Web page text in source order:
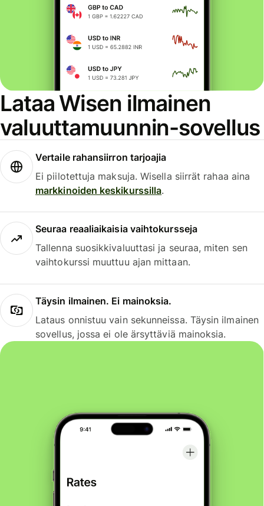
Lataa Wisen ilmainen
valuuttamuunnin-sovellus
Vertaile rahansiirron tarjoajia
Ei piilotettuja maksuja. Wisella siirrät rahaa aina
markkinoiden keskikurssilla.
Seuraa reaaliaikaisia vaihtokursseja
Tallenna suosikkivaluuttasi ja seuraa, miten sen
vaihtokurssi muuttuu ajan mittaan.
Täysin ilmainen. Ei mainoksia.
Lataus onnistuu vain sekunneissa. Täysin ilmainen
sovellus, jossa ei ole ärsyttäviä mainoksia.